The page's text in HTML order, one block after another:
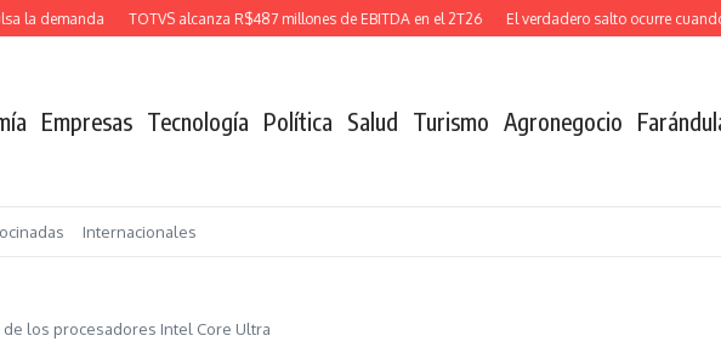
demanda TOTVS alcanza R$487 millones de EBITDA en el 2T26 El verdadero salto ocurre cuando
Empresas Tecnología Política Salud Turismo Agronegocio
Internacionales
los procesadores Intel Core Ultra